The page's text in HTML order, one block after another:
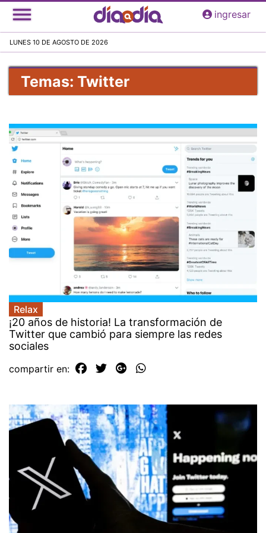
Pasar
al
principal
ingresar
LUNES 10 DE AGOSTO DE 2026
Temas: Twitter
Relax
¡20 años de historia! La transformación de
Twitter que cambió para siempre las redes
sociales
compartir en: